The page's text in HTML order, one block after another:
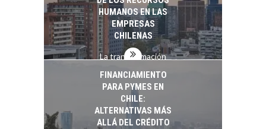
HUMANOS EN LAS
EMPRESAS
CHILENAS
La transformación
recursos humanos en
las empresas…
FINANCIAMIENTO
PARA PYMES EN
CHILE:
ALTERNATIVAS MÁS
ALLÁ DEL CRÉDITO